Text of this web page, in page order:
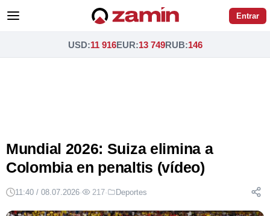
Entrar
USD:11 916EUR:13 749RUB:146
Mundial 2026: Suiza elimina a
Colombia en penaltis (vídeo)
11:40 / 08.07.2026· 217· Deportes